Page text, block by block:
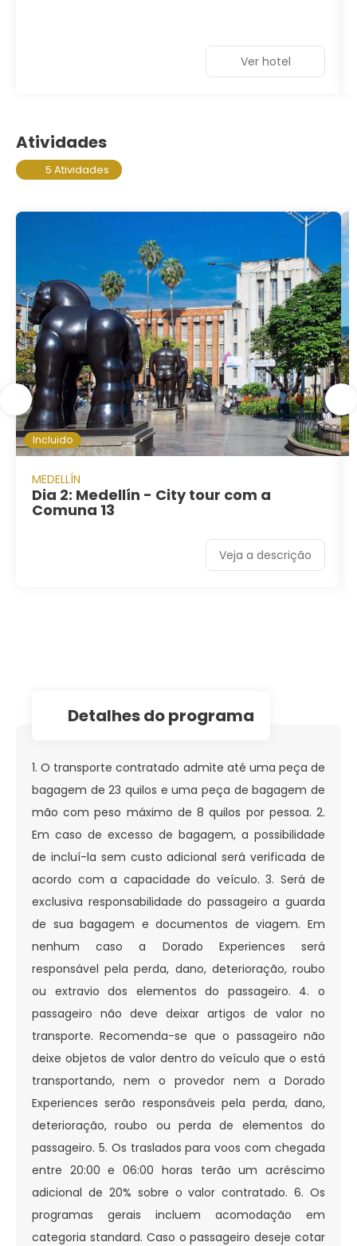
Ver hotel
Atividades
5 Atividades
Incluido
MEDELLÍN
Dia 2: Medellín - City tour com a
Comuna 13
Veja a descrição
detalhes do programa
1. O transporte contratado admite até uma peça de
bagagem de 23 quilos e uma peça de bagagem de
mão com peso máximo de 8 quilos por pessoa. 2.
Em caso de excesso de bagagem, a possibilidade
de incluí-la sem custo adicional será verificada de
acordo com a capacidade do veículo. 3. Será de
exclusiva responsabilidade do passageiro a guarda
de sua bagagem e documentos de viagem. Em
nenhum caso a Dorado Experiences será
responsável pela perda, dano, deterioração, roubo
ou extravio dos elementos do passageiro. 4. o
passageiro não deve deixar artigos de valor no
transporte. Recomenda-se que o passageiro não
deixe objetos de valor dentro do veículo que o está
transportando, nem o provedor nem a Dorado
Experiences serão responsáveis pela perda, dano,
deterioração, roubo ou perda de elementos do
passageiro. 5. Os traslados para voos com chegada
entre 20:00 e 06:00 horas terão um acréscimo
adicional de 20% sobre o valor contratado. 6. Os
programas gerais incluem acomodação em
categoria standard. Caso o passageiro deseje cotar